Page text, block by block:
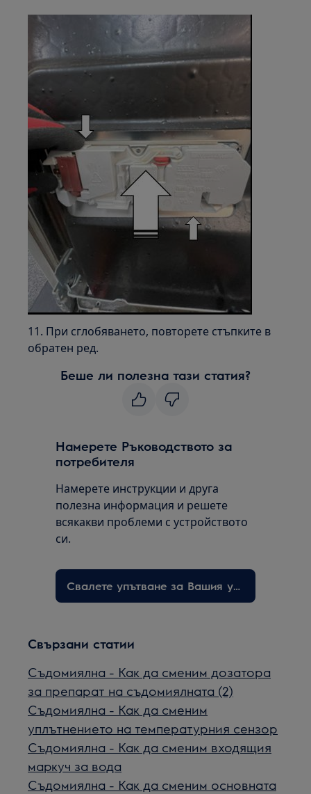
11. При сглобяването, повторете стъпките в
обратен ред.
Беше ли полезна тази статия?
Намерете Ръководството за
потребителя
Намерете инструкции и друга
полезна информация и решете
всякакви проблеми с устройството
си.
Свалете упътване за Вашия уред
Свързани статии
Съдомиялна - Как да сменим дозатора
за препарат на съдомиялната (2)
Съдомиялна - Как да сменим
уплътнението на температурния сензор
Съдомиялна - Как да сменим входящия
маркуч за вода
Съдомиялна - Как да сменим основната